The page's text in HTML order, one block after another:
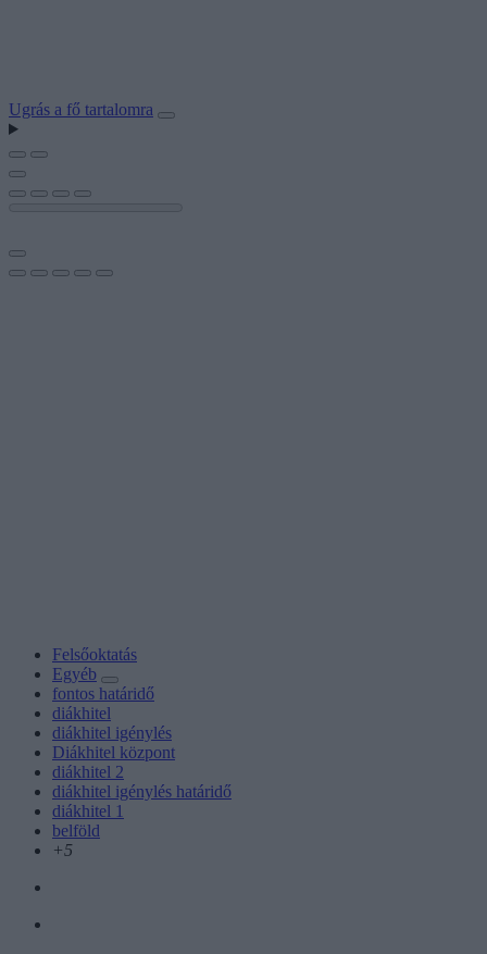
Ugrás a fő tartalomra
Felsőoktatás
Egyéb
fontos határidő
diákhitel
diákhitel igénylés
Diákhitel központ
diákhitel 2
diákhitel igénylés határidő
diákhitel 1
belföld
+5